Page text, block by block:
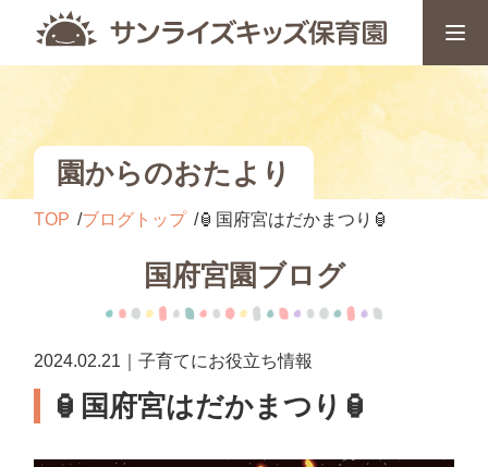
園からのおたより
TOP ブログトップ 🏮国府宮はだかまつり🏮
国府宮園ブログ
2024.02.21｜子育てにお役立ち情報
🏮国府宮はだかまつり🏮